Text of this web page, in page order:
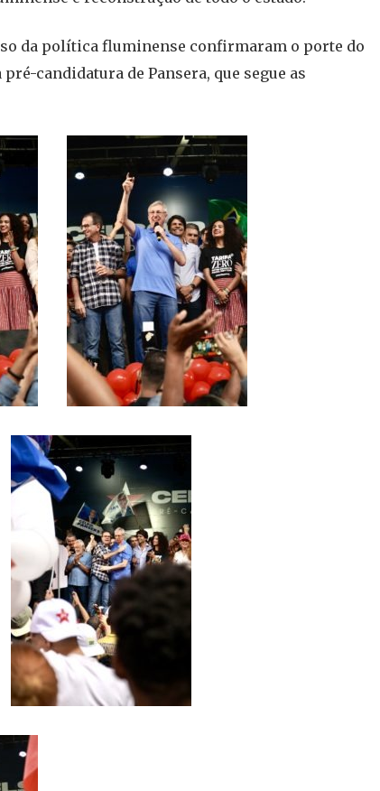
da política fluminense confirmaram o porte do
candidatura de Pansera, que segue as